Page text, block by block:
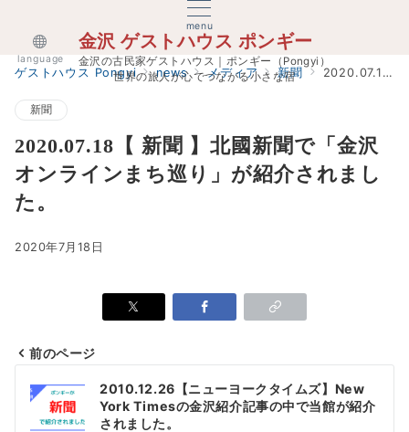
menu
金沢 ゲストハウス ポンギー
金沢の古民家ゲストハウス｜ポンギー（Pongyi）
世界の旅人が心でつながる小さな宿
language
ゲストハウス Pongyi news メディア 新聞 2020.07.18【 新聞 】北國新聞で「金沢オンラインまち巡り」が紹介されました。
新聞
2020.07.18【 新聞 】北國新聞で「金沢
オンラインまち巡り」が紹介されまし
た。
2020年7月18日
投
前のページ
2010.12.26【ニューヨークタイムズ】New
York Timesの金沢紹介記事の中で当館が紹介
されました。